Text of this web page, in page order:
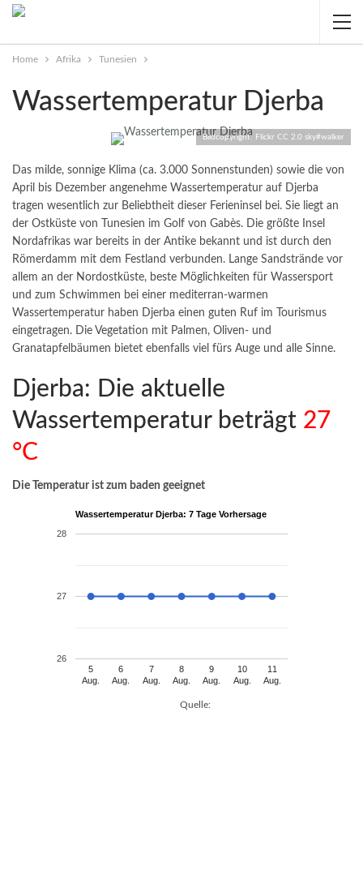
Home Afrika Tunesien
Wassertemperatur Djerba
Bildcopyright: Flickr CC 2.0 sky#walker
Das milde, sonnige Klima (ca. 3.000 Sonnenstunden) sowie die von
April bis Dezember angenehme Wassertemperatur auf Djerba
tragen wesentlich zur Beliebtheit dieser Ferieninsel bei. Sie liegt an
der Ostküste von Tunesien im Golf von Gabès. Die größte Insel
Nordafrikas war bereits in der Antike bekannt und ist durch den
Römerdamm mit dem Festland verbunden. Lange Sandstrände vor
allem an der Nordostküste, beste Möglichkeiten für Wassersport
und zum Schwimmen bei einer mediterran-warmen
Wassertemperatur haben Djerba einen guten Ruf im Tourismus
eingetragen. Die Vegetation mit Palmen, Oliven- und
Granatapfelbäumen bietet ebenfalls viel fürs Auge und alle Sinne.
Djerba: Die aktuelle
Wassertemperatur beträgt 27
°C
Die Temperatur ist zum baden geeignet
Wassertemperatur Djerba: 7 Tage Vorhersage
5
Aug.
6
Aug.
7
Aug.
8
Aug.
9
Aug.
10
Aug.
11
Aug.
26
27
28
Quelle: